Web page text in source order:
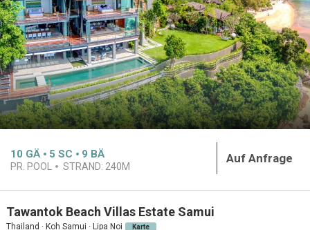
10 GÄ 5 SC 9 BÄ
PR. POOL STRAND: 240M
Auf Anfrage
Tawantok Beach Villas Estate Samui
Thailand · Koh Samui · Lipa Noi Karte